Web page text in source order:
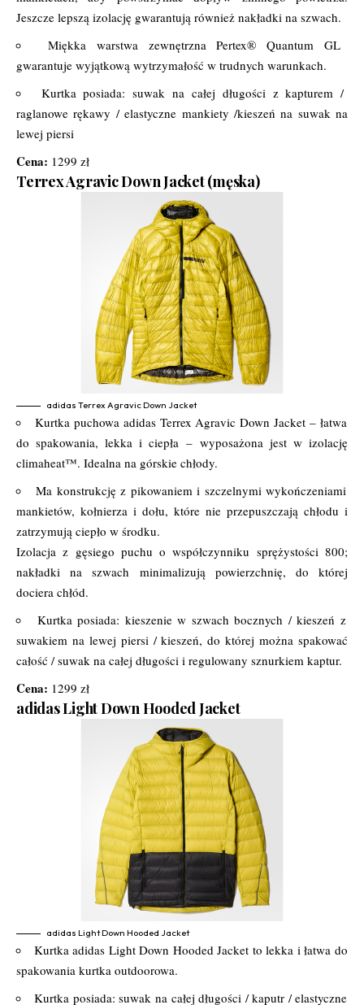
Jeszcze lepszą izolację gwarantują również nakładki na szwach.
Miękka warstwa zewnętrzna Pertex® Quantum GL
gwarantuje wyjątkową wytrzymałość w trudnych warunkach.
Kurtka posiada: suwak na całej długości z kapturem /
raglanowe rękawy / elastyczne mankiety /kieszeń na suwak na
lewej piersi
Cena: 1299 zł
Terrex Agravic Down Jacket (męska)
adidas Terrex Agravic Down Jacket
Kurtka puchowa adidas Terrex Agravic Down Jacket – łatwa
do spakowania, lekka i ciepła – wyposażona jest w izolację
climaheat™. Idealna na górskie chłody.
Ma konstrukcję z pikowaniem i szczelnymi wykończeniami
mankietów, kołnierza i dołu, które nie przepuszczają chłodu i
zatrzymują ciepło w środku.
Izolacja z gęsiego puchu o współczynniku sprężystości 800;
nakładki na szwach minimalizują powierzchnię, do której
dociera chłód.
Kurtka posiada: kieszenie w szwach bocznych / kieszeń z
suwakiem na lewej piersi / kieszeń, do której można spakować
całość / suwak na całej długości i regulowany sznurkiem kaptur.
Cena: 1299 zł
adidas Light Down Hooded Jacket
adidas Light Down Hooded Jacket
Kurtka adidas Light Down Hooded Jacket to lekka i łatwa do
spakowania kurtka outdoorowa.
Kurtka posiada: suwak na całej długości / kaputr / elastyczne